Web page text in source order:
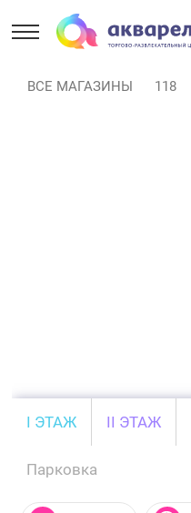
ВСЕ МАГАЗИНЫ 118
I ЭТАЖ II ЭТАЖ
Парковка